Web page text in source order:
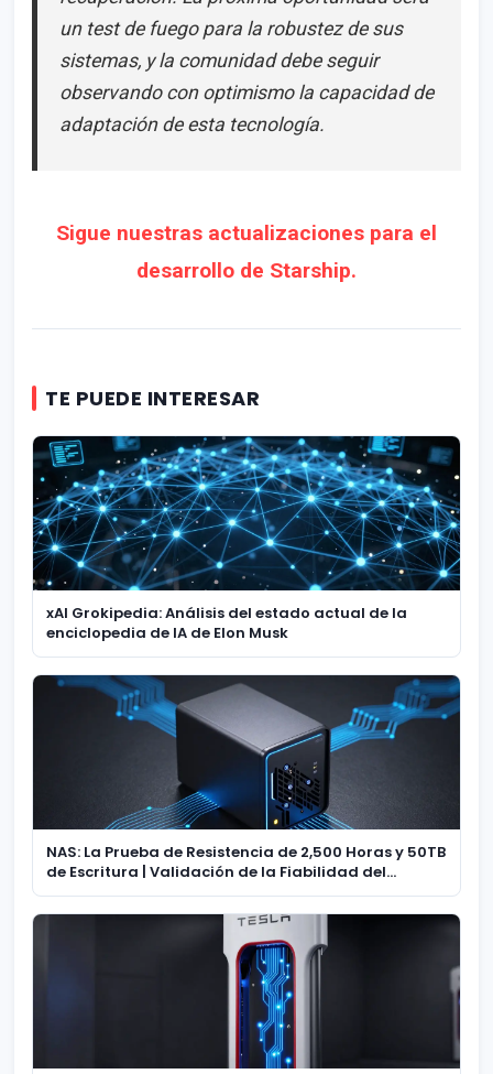
un test de fuego para la robustez de sus
sistemas, y la comunidad debe seguir
observando con optimismo la capacidad de
adaptación de esta tecnología.
Sigue nuestras actualizaciones para el
desarrollo de Starship.
TE PUEDE INTERESAR
xAI Grokipedia: Análisis del estado actual de la
enciclopedia de IA de Elon Musk
NAS: La Prueba de Resistencia de 2,500 Horas y 50TB
de Escritura | Validación de la Fiabilidad del
Almacenamiento